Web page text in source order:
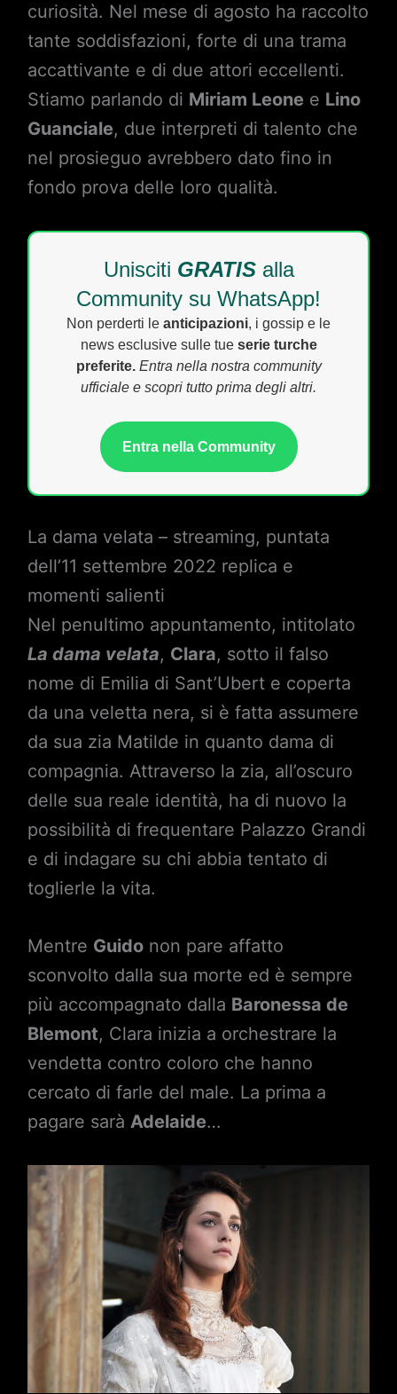
curiosità. Nel mese di agosto ha raccolto
tante soddisfazioni, forte di una trama
accattivante e di due attori eccellenti.
Stiamo parlando di Miriam Leone e Lino
Guanciale, due interpreti di talento che
nel prosieguo avrebbero dato fino in
fondo prova delle loro qualità.
Unisciti GRATISalla
Community su WhatsApp!
Non perderti le anticipazioni, i gossip e le
news esclusive sulle tue serie turche
preferite. Entra nella nostra community
ufficiale e scopri tutto prima degli altri.
Entra nella Community
La dama velata – streaming, puntata
dell’11 settembre 2022 replica e
momenti salienti
Nel penultimo appuntamento, intitolato
La dama velata, Clara, sotto il falso
nome di Emilia di Sant’Ubert e coperta
da una veletta nera, si è fatta assumere
da sua zia Matilde in quanto dama di
compagnia. Attraverso la zia, all’oscuro
delle sua reale identità, ha di nuovo la
possibilità di frequentare Palazzo Grandi
e di indagare su chi abbia tentato di
toglierle la vita.
Mentre Guidonon pare affatto
sconvolto dalla sua morte ed è sempre
più accompagnato dalla Baronessa de
Blemont, Clara inizia a orchestrare la
vendetta contro coloro che hanno
cercato di farle del male. La prima a
pagare sarà Adelaide…